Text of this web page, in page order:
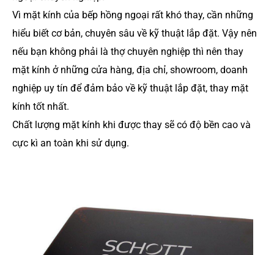
Vì mặt kính của bếp hồng ngoại rất khó thay, cần những
hiểu biết cơ bản, chuyên sâu về kỹ thuật lắp đặt. Vậy nên
nếu bạn không phải là thợ chuyên nghiệp thì nên thay
mặt kính ở những cửa hàng, địa chỉ, showroom, doanh
nghiệp uy tín để đảm bảo về kỹ thuật lắp đặt, thay mặt
kính tốt nhất.
Chất lượng mặt kính khi được thay sẽ có độ bền cao và
cực kì an toàn khi sử dụng.